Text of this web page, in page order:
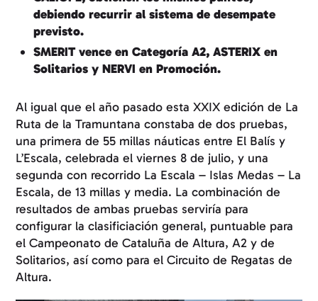
debiendo recurrir al sistema de desempate
previsto.
SMERIT vence en Categoría A2, ASTERIX en
Solitarios y NERVI en Promoción.
Al igual que el año pasado esta XXIX edición de La
Ruta de la Tramuntana constaba de dos pruebas,
una primera de 55 millas náuticas entre El Balís y
L’Escala, celebrada el viernes 8 de julio, y una
segunda con recorrido La Escala – Islas Medas – La
Escala, de 13 millas y media. La combinación de
resultados de ambas pruebas serviría para
configurar la clasificiación general, puntuable para
el Campeonato de Cataluña de Altura, A2 y de
Solitarios, así como para el Circuito de Regatas de
Altura.